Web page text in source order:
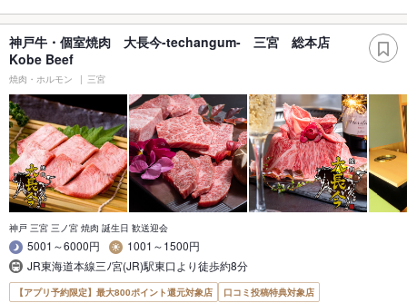
神戸牛・個室焼肉 大長今-techangum- 三宮 総本店
Kobe Beef
焼肉・ホルモン 三宮
神戸 三宮 三ノ宮 焼肉 誕生日 歓送迎会
5001～6000円
1001～1500円
JR東海道本線三ﾉ宮(JR)駅東口より徒歩約8分
【アプリ予約限定】最大800ポイント還元対象店 口コミ投稿特典対象店